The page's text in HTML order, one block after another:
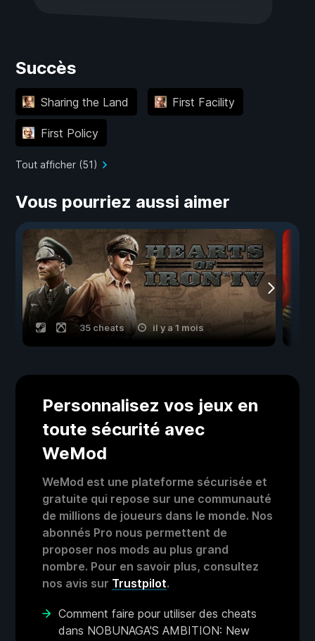
Succès
Sharing the Land First Facility
First Policy
Tout afficher (51)
Vous pourriez aussi aimer
35 cheats il y a 1 mois
Personnalisez vos jeux en
toute sécurité avec
WeMod
WeMod est une plateforme sécurisée et
gratuite qui repose sur une communauté
de millions de joueurs dans le monde. Nos
abonnés Pro nous permettent de
proposer nos mods au plus grand
nombre. Pour en savoir plus, consultez
nos avis sur Trustpilot.
Comment faire pour utiliser des cheats
dans NOBUNAGA'S AMBITION: New